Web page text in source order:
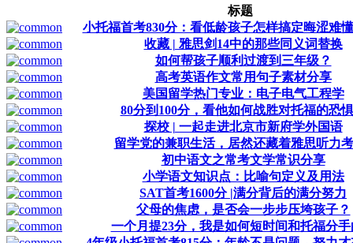
标题
小托福首考830分：看低龄孩子怎样搞定晦涩难
收藏 | 雅思剑14中的那些同义词替换
如何帮孩子顺利过渡到三年级？
高考英语作文常用句子素材分享
美国留学热门专业：电子电气工程学
80分到100分，看他如何战胜对托福的恐
探校 | 一起走进北京市新府学外国语
留学党的兼职生活，居然还藏着雅思听力
初中语文之常考文学常识分享
小学语文知识点：比喻句定义及用法
SAT首考1600分 |满分背后的满分努力
父母的焦虑，是否会一步步压垮孩子？
一个月提23分，我是如何短时间和托福分手